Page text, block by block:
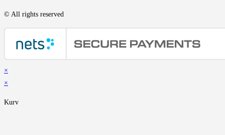
© All rights reserved
×
×
Kurv